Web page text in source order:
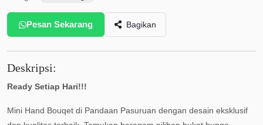
Pesan Sekarang Bagikan
Deskripsi:
Ready Setiap Hari!!!
Mini Hand Bouqet di Pandaan Pasuruan dengan desain eksklusif